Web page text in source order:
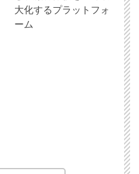
大化するプラットフォ
ーム